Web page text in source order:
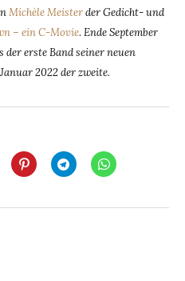
Michèle Meisterder Gedicht- und
– ein C-Movie. Ende September
der erste Band seiner neuen
2022 der zweite.